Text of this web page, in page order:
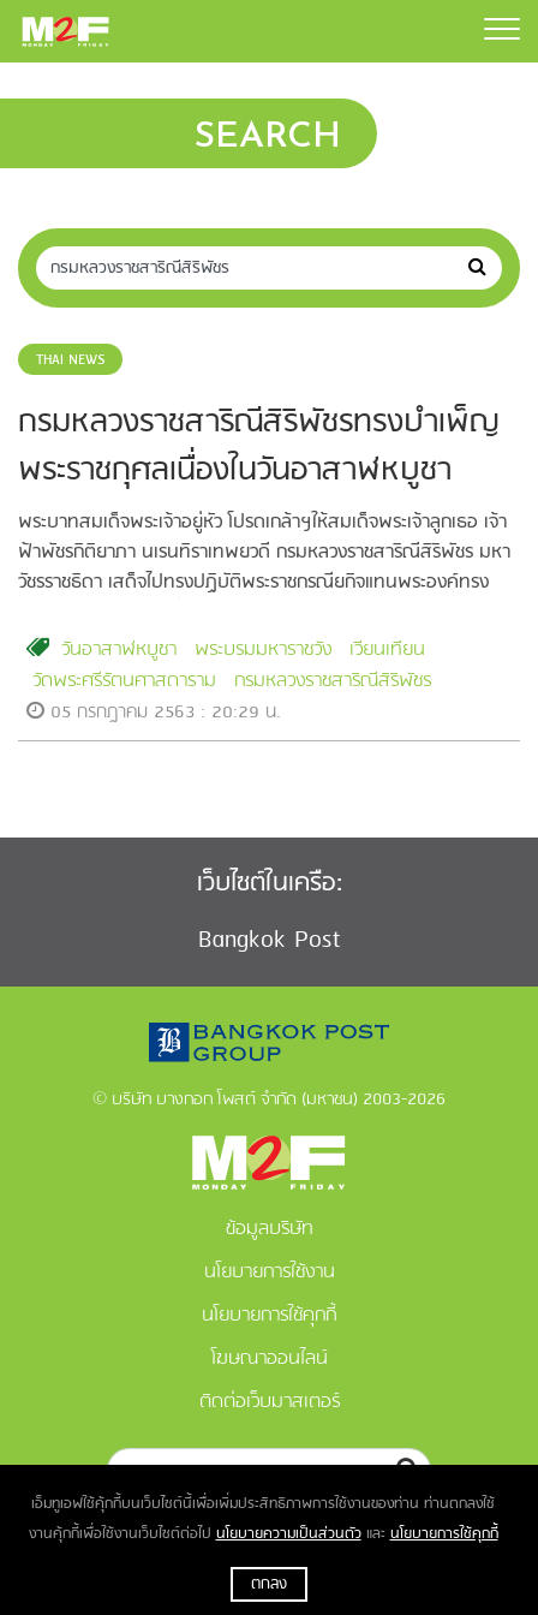
เอ็มทูเอฟใช้คุ้กกี้บนเว็บไซต์นี้เพื่อเพิ่มประสิทธิภาพการใช้งานของท่าน ท่านตกลงใช้
งานคุ้กกี้เพื่อใช้งานเว็บไซต์ต่อไปนโยบายความเป็นส่วนตัวและนโยบายการใช้คุกกี้
ตกลง
SEARCH
THAI NEWS
กรมหลวงราชสาริณีสิริพัชรทรงบำเพ็ญ
พระราชกุศลเนื่องในวันอาสาฬหบูชา
พระบาทสมเด็จพระเจ้าอยู่หัว โปรดเกล้าฯให้สมเด็จพระเจ้าลูกเธอ เจ้า
ฟ้าพัชรกิติยาภา นเรนทิราเทพยวดี กรมหลวงราชสาริณีสิริพัชร มหา
วัชรราชธิดา เสด็จไปทรงปฏิบัติพระราชกรณียกิจแทนพระองค์ทรง
วันอาสาฬหบูชา พระบรมมหาราชวัง
เวียนเทียน
วัดพระศรีรัตนศาสดาราม
กรมหลวงราชสาริณีสิริพัชร
05 กรกฎาคม 2563 : 20:29 น.
เว็บไซต์ในเครือ:
Bangkok Post
© บริษัท บางกอก โพสต์ จำกัด (มหาชน) 2003-2026
ข้อมูลบริษัท
นโยบายการใช้งาน
นโยบายการใช้คุกกี้
โฆษณาออนไลน์
ติดต่อเว็บมาสเตอร์